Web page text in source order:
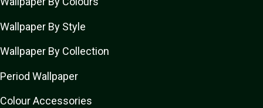
Wallpaper By Style
Wallpaper By Collection
Period Wallpaper
Colour Accessories